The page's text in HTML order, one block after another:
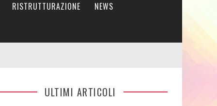
RISTRUTTURAZIONE NEWS
ULTIMI ARTICOLI